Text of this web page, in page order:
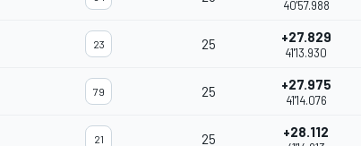
40'57.988
23 25 +27.829
41'13.930
79 25 +27.975
41'14.076
21 25 +28.112